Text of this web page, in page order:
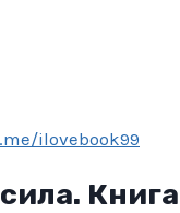
ilovebook99